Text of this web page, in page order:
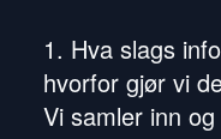
1. Hva slags
hvorfor gjør vi
Vi samler inn